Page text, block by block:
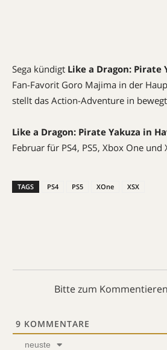
Sega kündigt Like a Dragon: Pirate
Fan-Favorit Goro Majima in der
stellt das Action-Adventure in
Like a Dragon: Pirate Yakuza in
Februar für PS4, PS5, Xbox One und
TAGS PS4 PS5 XOne XSX
Bitte zum
9 KOMMENTARE
neuste